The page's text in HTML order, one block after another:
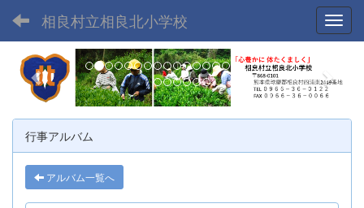
相良村立相良北小学校
p
r
e
v
i
o
u
e
x
t
行事アルバム
アルバム一覧へ